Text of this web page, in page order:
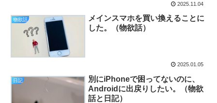
2025.11.04
物欲話
メインスマホを買い換えることに
した。（物欲話）
2025.01.05
日記
別にiPhoneで困ってないのに、
Androidに出戻りしたい。（物欲
話と日記）